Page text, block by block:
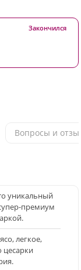
Закончился
Вопросы и
уникальный
премиум
легкoе,
цесарки